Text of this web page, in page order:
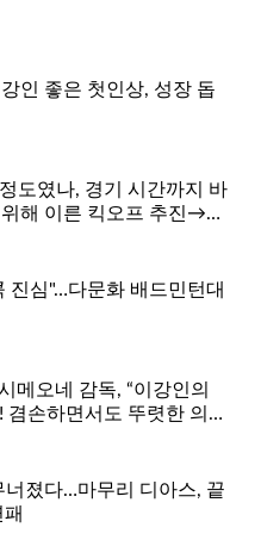
인 좋은 첫인상, 성장 돕
도였나, 경기 시간까지 바
해 이른 킥오프 추진→현
갑지 않았다”
진심"…다문화 배드민턴대
메오네 감독, “이강인의
겸손하면서도 뚜렷한 의
한 선수”…‘골든보이’ 매
너졌다…마무리 디아스, 끝